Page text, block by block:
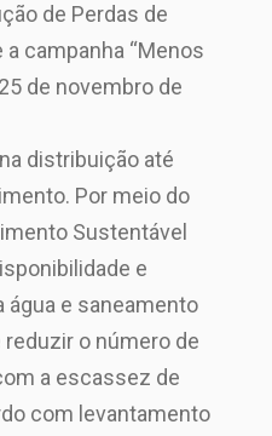
de Perdas de
a campanha “Menos
de novembro de
distribuição até
Por meio do
Sustentável
e
e saneamento
reduzir o número de
a escassez de
com levantamento